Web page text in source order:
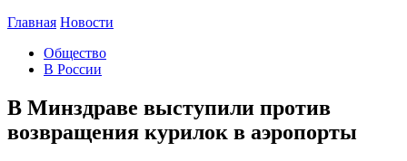
Главная Новости
Общество
В России
В Минздраве выступили против
возвращения курилок в аэропорты